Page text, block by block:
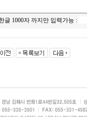
글 1000자 까지만 입력가능 :